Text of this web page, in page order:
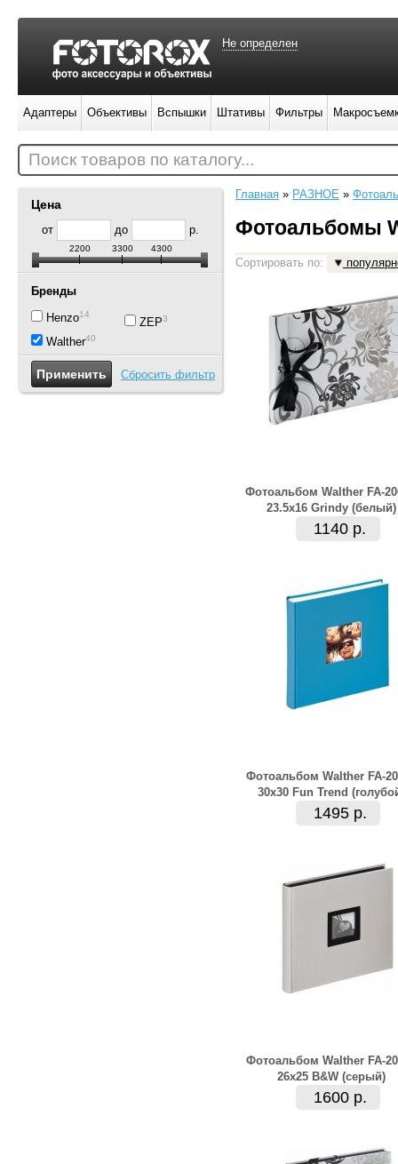
Цена
от до р.
2200 3300 4300
Бренды
Henzo14
Walther40
ZEP3
Сбросить фильтр
Главная » РАЗНОЕ »
Фотоальбомы
Сортировать по:
Фотоальбом Walther FA-
23.5x16 Grindy (белый)
1140 р.
Фотоальбом Walther FA-
30x30 Fun Trend
1495 р.
Фотоальбом Walther FA-
26x25 B&W (серый)
1600 р.
Не определен
Адаптеры Объективы Вспышки Штативы Фильтры
Поиск товаров по каталогу...